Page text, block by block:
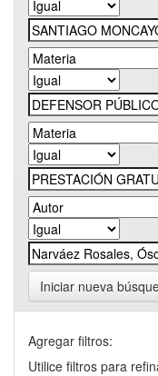
Iniciar nueva
Agregar filtros:
Utilice filtros para